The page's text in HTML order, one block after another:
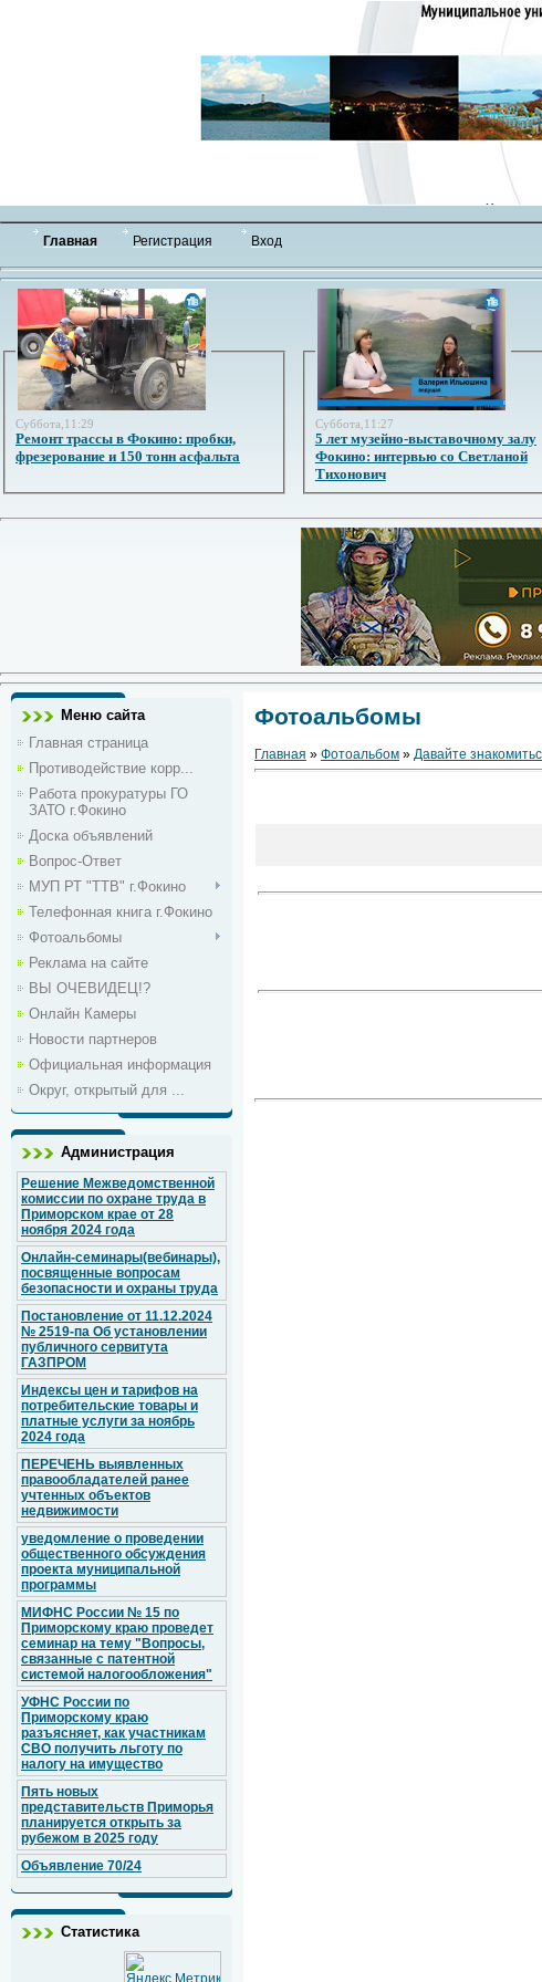
Главная Регистрация Вход
Суббота,11:29
Ремонт трассы в Фокино: пробки,
фрезерование и 150 тонн асфальта
Суббота,11:27
5 лет музейно-выставочному залу
Фокино: интервью со Светланой
Тихонович
Меню сайта
Главная страница
Противодействие корр...
Работа прокуратуры ГО
ЗАТО г.Фокино
Доска объявлений
Вопрос-Ответ
МУП РТ "ТТВ" г.Фокино
Телефонная книга г.Фокино
Фотоальбомы
Реклама на сайте
ВЫ ОЧЕВИДЕЦ!?
Онлайн Камеры
Новости партнеров
Официальная информация
Округ, открытый для ...
Администрация
Решение Межведомственной
комиссии по охране труда в
Приморском крае от 28
ноября 2024 года
Онлайн-семинары(вебинары),
посвященные вопросам
безопасности и охраны труда
Постановление от 11.12.2024
№ 2519-па Об установлении
публичного сервитута
ГАЗПРОМ
Индексы цен и тарифов на
потребительские товары и
платные услуги за ноябрь
2024 года
ПЕРЕЧЕНЬ выявленных
правообладателей ранее
учтенных объектов
недвижимости
уведомление о проведении
общественного обсуждения
проекта муниципальной
программы
МИФНС России № 15 по
Приморскому краю проведет
семинар на тему "Вопросы,
связанные с патентной
системой налогообложения"
УФНС России по
Приморскому краю
разъясняет, как участникам
СВО получить льготу по
налогу на имущество
Пять новых
представительств Приморья
планируется открыть за
рубежом в 2025 году
Объявление 70/24
Статистика
Фотоальбомы
Главная » Фотоальбом » Давайте